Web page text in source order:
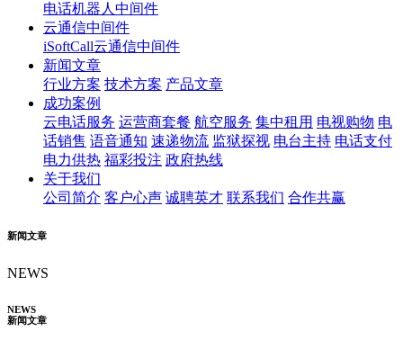
电话机器人中间件
云通信中间件
iSoftCall云通信中间件
新闻文章
行业方案 技术方案 产品文章
成功案例
云电话服务 运营商套餐 航空服务 集中租用 电视购物 电
话销售 语音通知 速递物流 监狱探视 电台主持 电话支付
电力供热 福彩投注 政府热线
关于我们
公司简介 客户心声 诚聘英才 联系我们 合作共赢
新闻文章
NEWS
NEWS
新闻文章